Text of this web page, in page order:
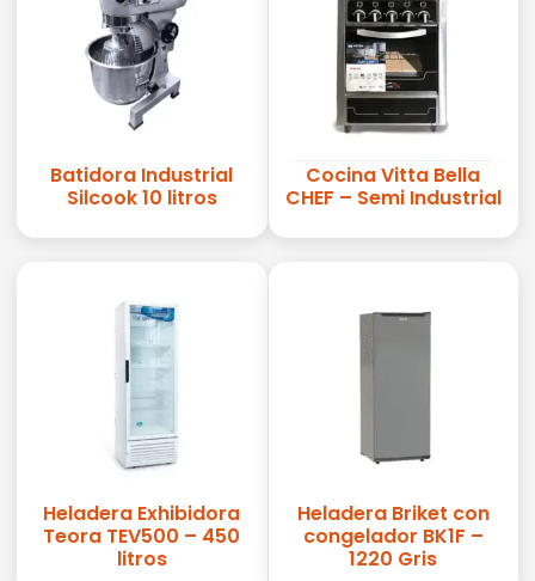
Batidora Industrial
Silcook 10 litros
Cocina Vitta Bella
CHEF – Semi Industrial
Heladera Exhibidora
Teora TEV500 – 450
litros
Heladera Briket con
congelador BK1F –
1220 Gris